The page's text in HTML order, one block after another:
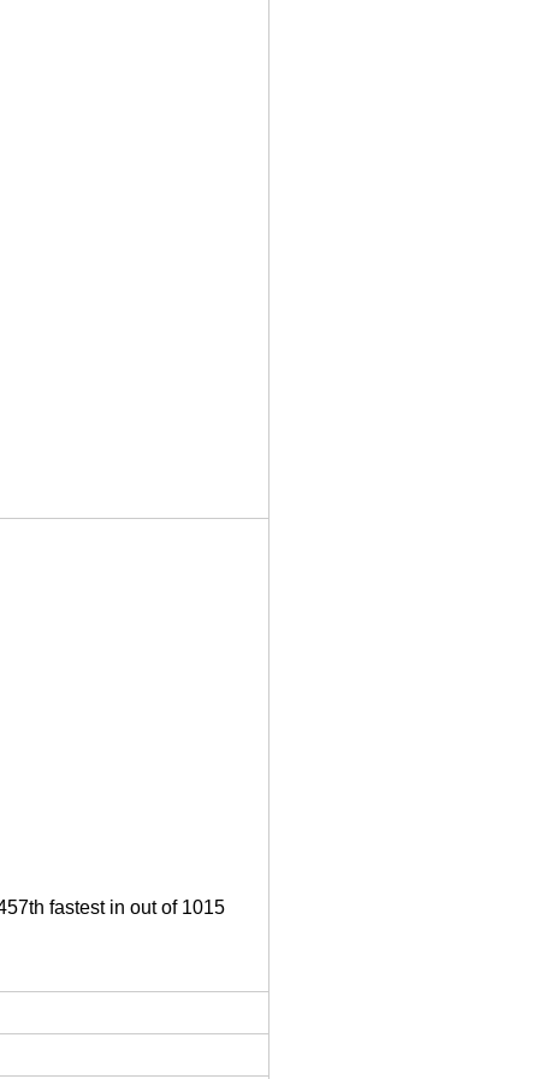
fastest in out of 1015